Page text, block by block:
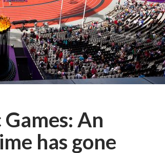
An
has gone